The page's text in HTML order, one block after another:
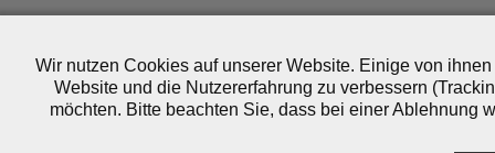
Wir nutzen Cookies auf unserer Website. Einige von
Website und die Nutzererfahrung zu verbessern
möchten. Bitte beachten Sie, dass bei einer Ablehnung